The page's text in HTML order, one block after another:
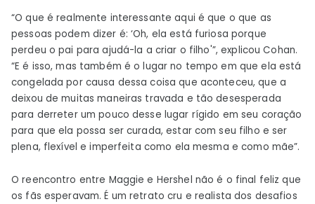
“O que é realmente interessante aqui é que o que as
pessoas podem dizer é: ‘Oh, ela está furiosa porque
perdeu o pai para ajudá-la a criar o filho'”, explicou Cohan.
“E é isso, mas também é o lugar no tempo em que ela está
congelada por causa dessa coisa que aconteceu, que a
deixou de muitas maneiras travada e tão desesperada
para derreter um pouco desse lugar rígido em seu coração
para que ela possa ser curada, estar com seu filho e ser
plena, flexível e imperfeita como ela mesma e como mãe”.
O reencontro entre Maggie e Hershel não é o final feliz que
os fãs esperavam. É um retrato cru e realista dos desafios